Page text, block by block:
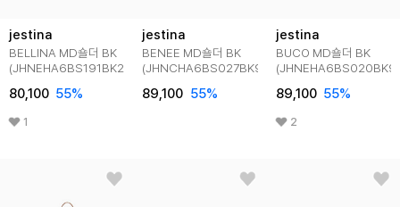
jestina
BELLINA MD숄더 BK
(JHNEHA6BS191BK260)
80,100 55%
1
jestina
BENEE MD숄더 BK
(JHNCHA6BS027BK980)
89,100 55%
jestina
BUCO MD숄더 BK
89,100 55%
2